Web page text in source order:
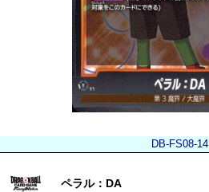
DB-FS08-14
ペラル：DA